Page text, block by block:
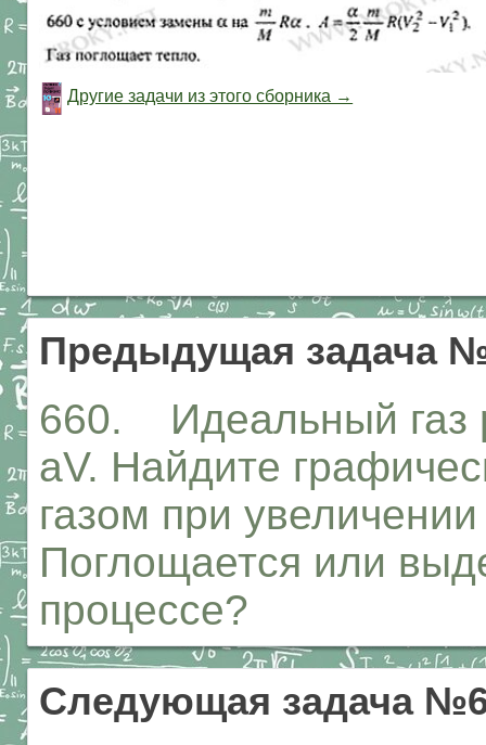
Другие задачи из этого сборника →
Предыдущая задача
660. Идеальный газ
aV. Найдите
газом при
Поглощается или
процессе?
Следующая задача